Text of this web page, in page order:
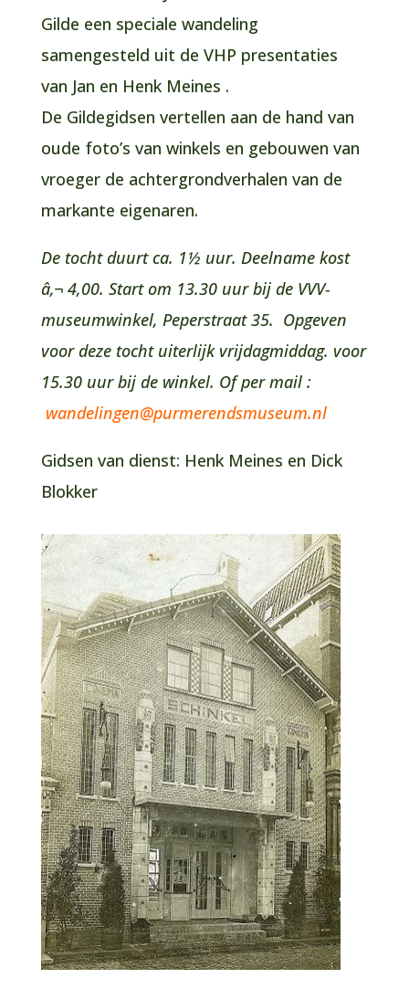
Gilde een speciale wandeling
samengesteld uit de VHP presentaties
van Jan en Henk Meines .
De Gildegidsen vertellen aan de hand van
oude foto’s van winkels en gebouwen van
vroeger de achtergrondverhalen van de
markante eigenaren.
De tocht duurt ca. 1½ uur. Deelname kost
â‚¬ 4,00. Start om 13.30 uur bij de VVV-
museumwinkel, Peperstraat 35. Opgeven
voor deze tocht uiterlijk vrijdagmiddag. voor
15.30 uur bij de winkel. Of per mail :
wandelingen@purmerendsmuseum.nl
Gidsen van dienst: Henk Meines en Dick
Blokker